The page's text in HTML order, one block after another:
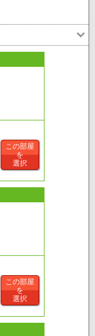
この部屋
を
選択
この部屋
を
選択